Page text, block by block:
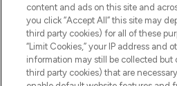
ÜBER
content and ads on this site and
you click “Accept All” this site may
third party cookies) for all of these
“Limit Cookies,” your IP address and
information may still be collected
third party cookies) that are